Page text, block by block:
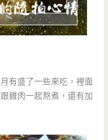
有盛了一些來吃，裡面
雞肉一起熬煮，還有加